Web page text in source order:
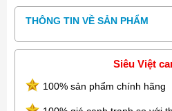
1ODD
Kích thước vỏ
Audio
THÔNG TIN VỀ SẢN PHẨM
Siêu Việt
100% sản phẩm chính hãng